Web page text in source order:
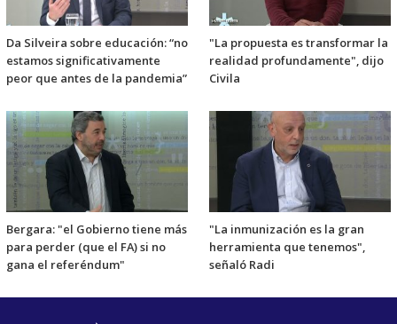
Da Silveira sobre educación: “no
estamos significativamente
peor que antes de la pandemia”
"La propuesta es transformar la
realidad profundamente", dijo
Civila
Bergara: "el Gobierno tiene más
para perder (que el FA) si no
gana el referéndum"
"La inmunización es la gran
herramienta que tenemos",
señaló Radi